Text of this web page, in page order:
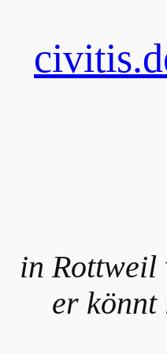
in Rottweil
er könnt